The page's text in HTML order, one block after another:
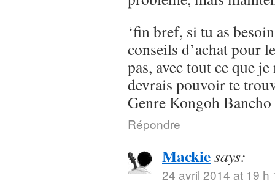
‘fin bref, si tu as
conseils d’achat pour
pas, avec tout ce que
devrais pouvoir te
Genre Kongoh Bancho
Répondre
Mackiesays:
24 avril 2014 at 19 h